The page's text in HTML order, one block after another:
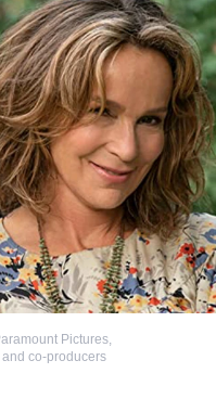
Pictures,
co-producers